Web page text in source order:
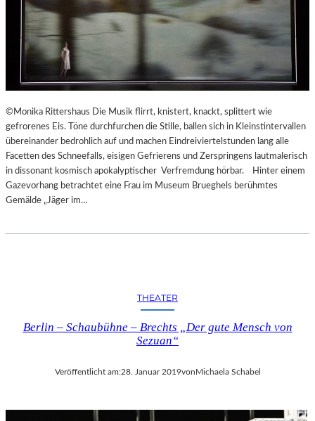
©Monika Rittershaus Die Musik flirrt, knistert, knackt, splittert wie
gefrorenes Eis. Töne durchfurchen die Stille, ballen sich in Kleinstintervallen
übereinander bedrohlich auf und machen Eindreiviertelstunden lang alle
Facetten des Schneefalls, eisigen Gefrierens und Zerspringens lautmalerisch
in dissonant kosmisch apokalyptischer Verfremdung hörbar. Hinter einem
Gazevorhang betrachtet eine Frau im Museum Brueghels berühmtes
Gemälde „Jäger im…
THEATER
Berlin – Schaubühne – Brechts „Der gute Mensch von
Sezuan“
Veröffentlicht am:28. Januar 2019vonMichaela Schabel